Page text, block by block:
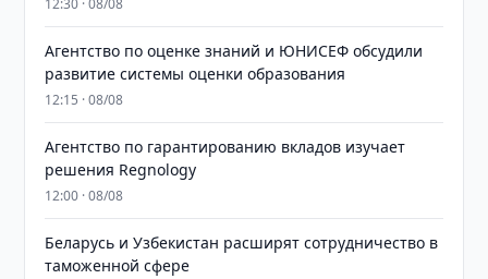
12:30 · 08/08
Агентство по оценке знаний и ЮНИСЕФ обсудили
развитие системы оценки образования
12:15 · 08/08
Агентство по гарантированию вкладов изучает
решения Regnology
12:00 · 08/08
Беларусь и Узбекистан расширят сотрудничество в
таможенной сфере